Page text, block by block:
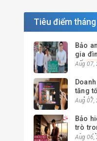
Tiêu điểm tháng
Bảo
gia
cố
Aug 07,
tăng
Aug 07,
Bảo
trò
giao
Aug 06,